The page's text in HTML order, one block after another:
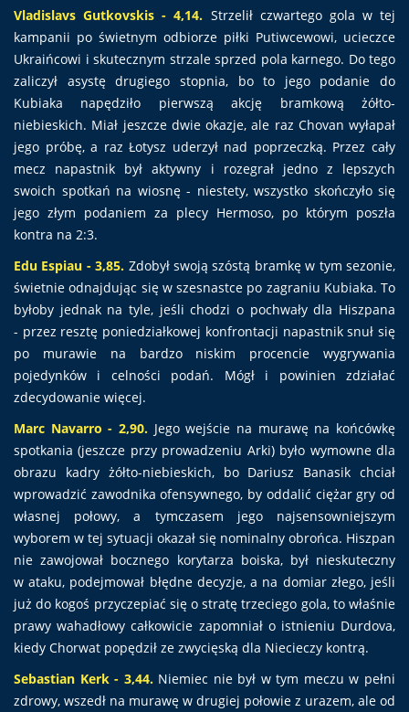
Vladislavs Gutkovskis - 4,14. Strzelił czwartego gola w tej
kampanii po świetnym odbiorze piłki Putiwcewowi, ucieczce
Ukraińcowi i skutecznym strzale sprzed pola karnego. Do tego
zaliczył asystę drugiego stopnia, bo to jego podanie do
Kubiaka napędziło pierwszą akcję bramkową żółto-
niebieskich. Miał jeszcze dwie okazje, ale raz Chovan wyłapał
jego próbę, a raz Łotysz uderzył nad poprzeczką. Przez cały
mecz napastnik był aktywny i rozegrał jedno z lepszych
swoich spotkań na wiosnę - niestety, wszystko skończyło się
jego złym podaniem za plecy Hermoso, po którym poszła
kontra na 2:3.
Edu Espiau - 3,85. Zdobył swoją szóstą bramkę w tym sezonie,
świetnie odnajdując się w szesnastce po zagraniu Kubiaka. To
byłoby jednak na tyle, jeśli chodzi o pochwały dla Hiszpana
- przez resztę poniedziałkowej konfrontacji napastnik snuł się
po murawie na bardzo niskim procencie wygrywania
pojedynków i celności podań. Mógł i powinien zdziałać
zdecydowanie więcej.
Marc Navarro - 2,90. Jego wejście na murawę na końcówkę
spotkania (jeszcze przy prowadzeniu Arki) było wymowne dla
obrazu kadry żółto-niebieskich, bo Dariusz Banasik chciał
wprowadzić zawodnika ofensywnego, by oddalić ciężar gry od
własnej połowy, a tymczasem jego najsensowniejszym
wyborem w tej sytuacji okazał się nominalny obrońca. Hiszpan
nie zawojował bocznego korytarza boiska, był nieskuteczny
w ataku, podejmował błędne decyzje, a na domiar złego, jeśli
już do kogoś przyczepiać się o stratę trzeciego gola, to właśnie
prawy wahadłowy całkowicie zapomniał o istnieniu Durdova,
kiedy Chorwat popędził ze zwycięską dla Niecieczy kontrą.
Sebastian Kerk - 3,44.Niemiec nie był w tym meczu w pełni
zdrowy, wszedł na murawę w drugiej połowie z urazem, ale od